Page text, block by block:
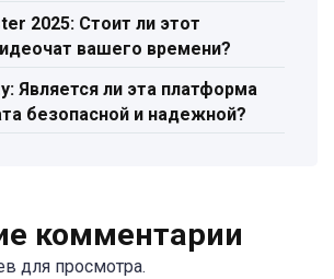
2025: Стоит ли этот
вашего времени?
Является ли эта платформа
безопасной и надежной?
комментарии
для просмотра.